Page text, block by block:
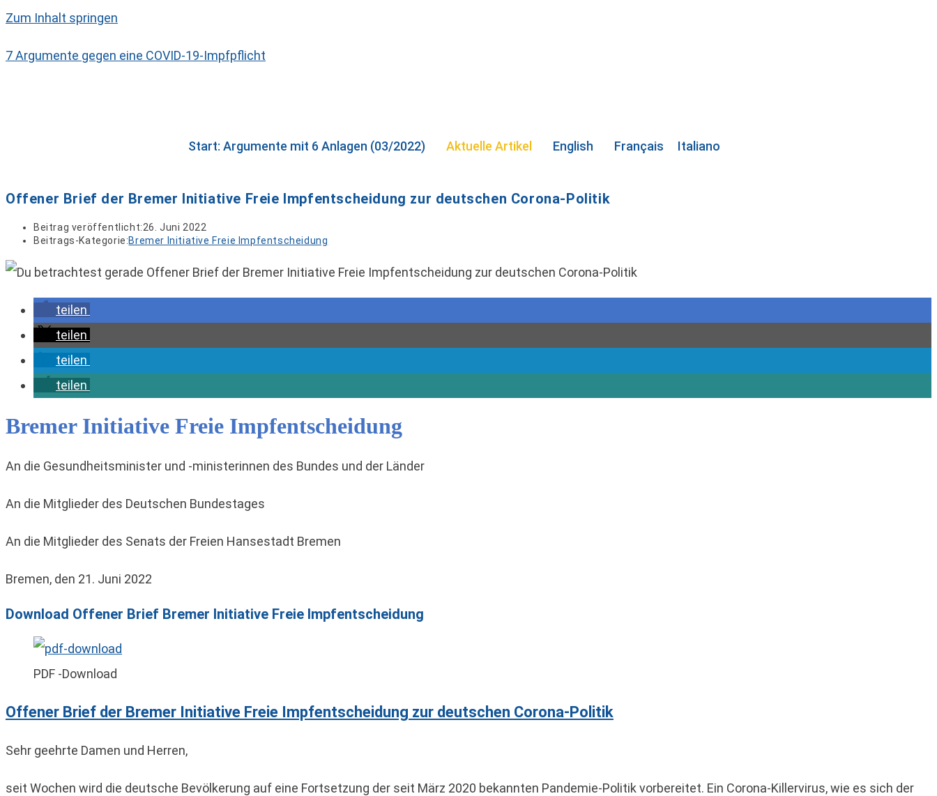
Zum Inhalt springen
7 Argumente gegen eine COVID-19-Impfpflicht
Start: Argumente mit 6 Anlagen (03/2022) Aktuelle Artikel English Français Italiano
Offener Brief der Bremer Initiative Freie Impfentscheidung zur deutschen Corona-Politik
Beitrag veröffentlicht:26. Juni 2022
Beitrags-Kategorie:Bremer Initiative Freie Impfentscheidung
teilen
teilen
teilen
teilen
Bremer Initiative Freie Impfentscheidung
An die Gesundheitsminister und -ministerinnen des Bundes und der Länder
An die Mitglieder des Deutschen Bundestages
An die Mitglieder des Senats der Freien Hansestadt Bremen
Bremen, den 21. Juni 2022
Download Offener Brief Bremer Initiative Freie Impfentscheidung
PDF -Download
Offener Brief der Bremer Initiative Freie Impfentscheidung zur deutschen Corona-Politik
Sehr geehrte Damen und Herren,
seit Wochen wird die deutsche Bevölkerung auf eine Fortsetzung der seit März 2020 bekannten Pandemie-Politik vorbereitet. Ein Corona-Killervirus, wie es sich der